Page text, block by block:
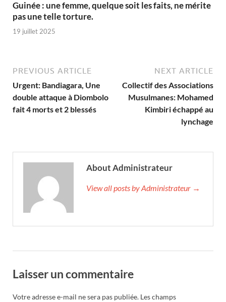
Guinée : une femme, quelque soit les faits, ne mérite
pas une telle torture.
19 juillet 2025
PREVIOUS ARTICLE
Urgent: Bandiagara, Une
double attaque à Diombolo
fait 4 morts et 2 blessés
NEXT ARTICLE
Collectif des Associations
Musulmanes: Mohamed
Kimbiri échappé au
lynchage
About Administrateur
View all posts by Administrateur →
Laisser un commentaire
Votre adresse e-mail ne sera pas publiée. Les champs